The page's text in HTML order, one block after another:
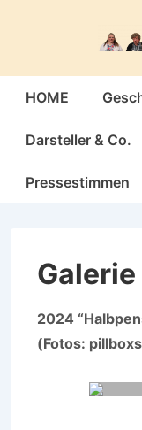
Hauptnavigation
HOME
Darsteller & Co.
Pressestimmen
Galerie
2024
(Fotos: